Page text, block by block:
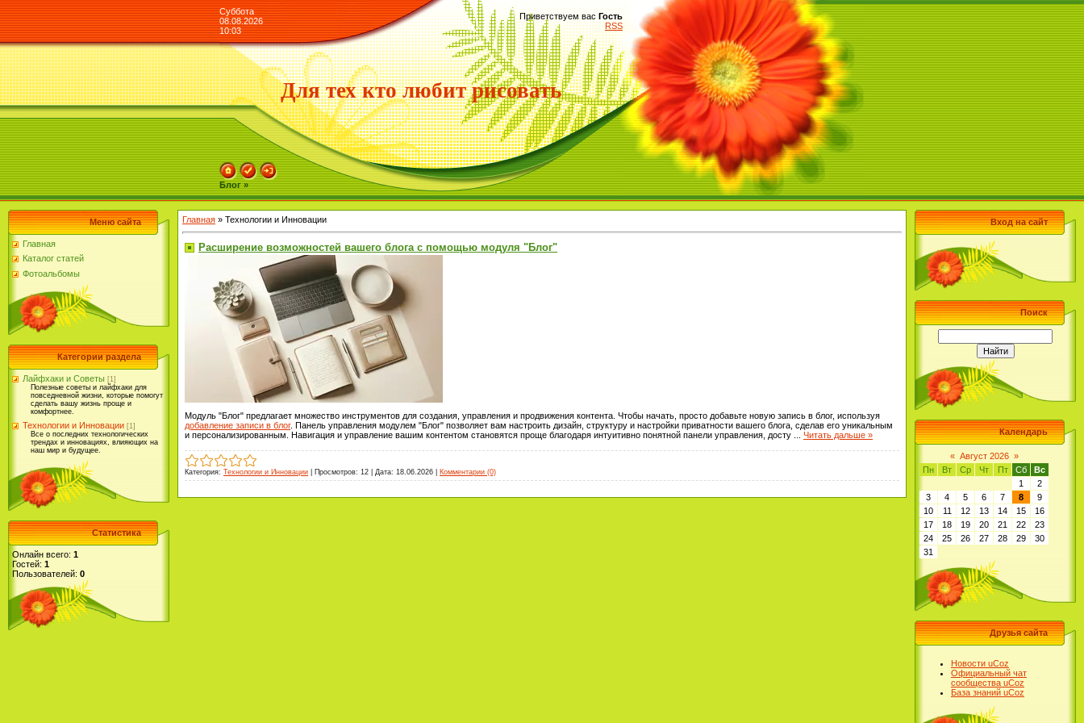
Суббота
08.08.2026
10:03
Приветствуем вас Гость
RSS
Для тех кто любит рисовать
Блог »
Меню сайта
Главная
Каталог статей
Фотоальбомы
Категории раздела
Лайфхаки и Советы [1]
Полезные советы и лайфхаки для
повседневной жизни, которые помогут
сделать вашу жизнь проще и
комфортнее.
Технологии и Инновации [1]
Все о последних технологических
трендах и инновациях, влияющих на
наш мир и будущее.
Статистика
Онлайн всего: 1
Гостей: 1
Пользователей: 0
Главная » Технологии и Инновации
Расширение возможностей вашего блога с помощью модуля "Блог"
Модуль "Блог" предлагает множество инструментов для создания, управления и продвижения контента. Чтобы начать, просто добавьте новую запись в блог, используя
добавление записи в блог. Панель управления модулем "Блог" позволяет вам настроить дизайн, структуру и настройки приватности вашего блога, сделав его уникальным
и персонализированным. Навигация и управление вашим контентом становятся проще благодаря интуитивно понятной панели управления, досту
Читать дальше »
Категория: Технологии и Инновации Просмотров: 12 Дата: 18.06.2026 Комментарии (0)
Вход на сайт
Поиск
Календарь
« Август 2026 »
Пн
Вт Ср Чт Пт Сб
Вс
1
2
3
4 5 6 7 8
9
10
11 12 13 14 15
16
17
18 19 20 21 22
23
24
25 26 27 28 29
30
31
Друзья сайта
Новости uCoz
Официальный чат
сообщества uCoz
База знаний uCoz